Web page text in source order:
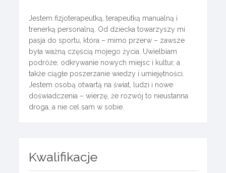
Jestem fizjoterapeutką, terapeutką manualną i
trenerką personalną. Od dziecka towarzyszy mi
pasja do sportu, która – mimo przerw – zawsze
była ważną częścią mojego życia. Uwielbiam
podróże, odkrywanie nowych miejsc i kultur, a
także ciągłe poszerzanie wiedzy i umiejętności.
Jestem osobą otwartą na świat, ludzi i nowe
doświadczenia – wierzę, że rozwój to nieustanna
droga, a nie cel sam w sobie.
Kwalifikacje